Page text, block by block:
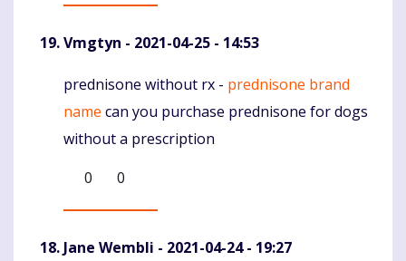
Vmgtyn - 2021-04-25 - 14:53
Komentaras
prednisone without rx - prednisone brand
name can you purchase prednisone for dogs
without a prescription
0
0
Jane Wembli - 2021-04-24 - 19:27